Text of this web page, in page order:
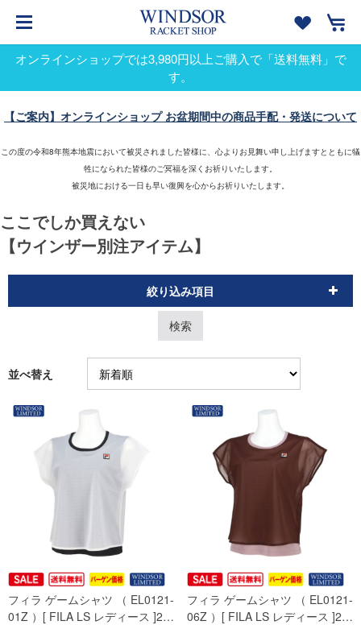
オンラインショップでは3,980円以上ご購入で「送料無料」で
す。
【ご案内】オンラインショップ お盆期間中の商品手配・発送について
この度の令和8年熊本地震において被災されました皆様に、心よりお見舞い申し上げますとともに犠
牲になられた皆様のご冥福を深くお祈りいたします。
被災地における一日も早い復興を心からお祈りいたします。
ここでしか買えない
【ウインザー別注アイテム】
絞り込み項目
並べ替え
フィラ ゲームシャツ （ EL0121-
01Z ）[ FILA LS レディース ]2…
フィラ ゲームシャツ （ EL0121-
06Z ）[ FILA LS レディース ]2…